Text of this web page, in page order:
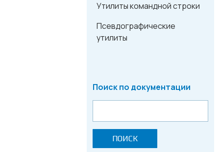
Утилиты командной строки
Псевдографические
утилиты
Поиск по документации
ПОИСК